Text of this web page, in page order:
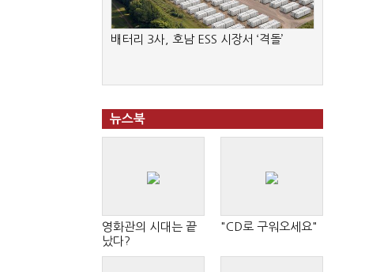
배터리 3사, 호남 ESS 시장서 ‘격돌’
뉴스북
영화관의 시대는 끝
났다?
"CD로 구워오세요"